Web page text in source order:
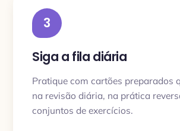
3
Siga a fila diária
Pratique com cartões preparados
na revisão diária, na prática
conjuntos de exercícios.